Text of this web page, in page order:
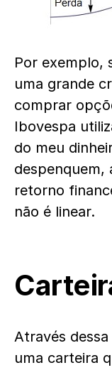
Por exemplo,
uma grande
comprar
Ibovespa
do meu
despenquem,
retorno
não é linear.
Através
uma carteira